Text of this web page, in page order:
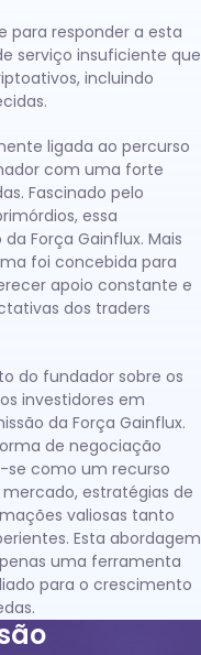
para responder a esta
serviço insuficiente que
incluindo
ligada ao percurso
com uma forte
Fascinado pelo
essa
Força Gainflux. Mais
foi concebida para
apoio constante e
dos traders
do fundador sobre os
investidores em
da Força Gainflux.
de negociação
se como um recurso
estratégias de
valiosas tanto
Esta abordagem
uma ferramenta
para o crescimento